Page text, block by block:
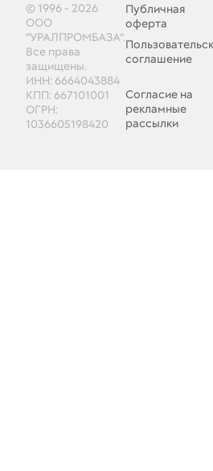
© 1996 - 2026
ООО
"УРАЛПРОМБАЗА".
Все права
защищены.
ИНН: 6664043884
КПП: 667101001
ОГРН:
1036605198420
Публичная
оферта
соглашение
Согласие на
рекламные
рассылки